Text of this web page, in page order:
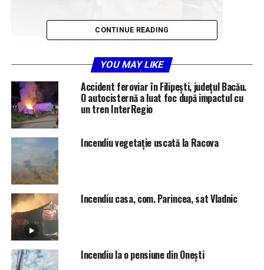
Incendiu a fost lichidat. Au ars deseuri mijloace de
transport persoane si marfa la 3 autoutilitare si 1
autoturism. Cauza probabila: taiere, lipire fara
respectarea normelor.
RELATED TOPICS:
UP NEXT
Ziua porților deschise la Universitatea ,,Vasile
Alecsandri” din Bacău
DON'T MISS
Tichete sociale, cadou de Paște pentru pensionari
CONTINUE READING
YOU MAY LIKE
Accident feroviar în Filipești, județul Bacău.
O autocisternă a luat foc după impactul cu
un tren InterRegio
Incendiu vegetație uscată la Racova
Incendiu casa, com. Parincea, sat Vladnic
Incendiu la o pensiune din Onești